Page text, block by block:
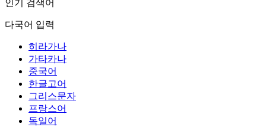
인기 검색어
다국어 입력
히라가나
가타카나
중국어
한글고어
그리스문자
프랑스어
독일어